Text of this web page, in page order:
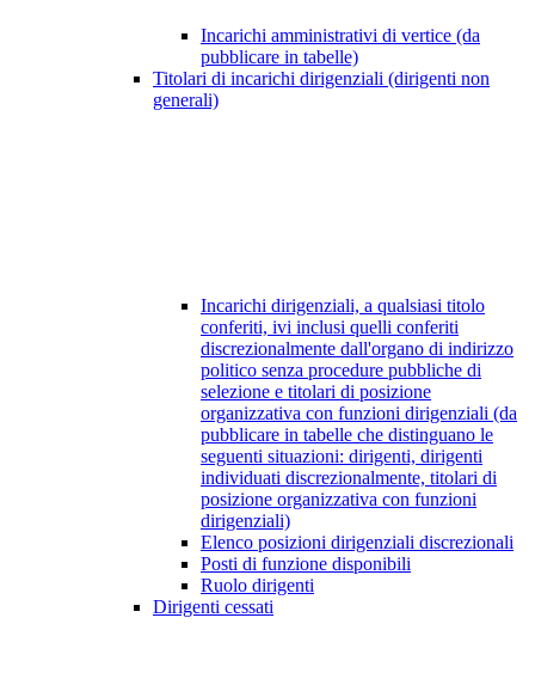
Incarichi amministrativi di vertice (da
pubblicare in tabelle)
Titolari di incarichi dirigenziali (dirigenti non
generali)
Incarichi dirigenziali, a qualsiasi titolo
conferiti, ivi inclusi quelli conferiti
discrezionalmente dall'organo di indirizzo
politico senza procedure pubbliche di
selezione e titolari di posizione
organizzativa con funzioni dirigenziali (da
pubblicare in tabelle che distinguano le
seguenti situazioni: dirigenti, dirigenti
individuati discrezionalmente, titolari di
posizione organizzativa con funzioni
dirigenziali)
Elenco posizioni dirigenziali discrezionali
Posti di funzione disponibili
Ruolo dirigenti
Dirigenti cessati